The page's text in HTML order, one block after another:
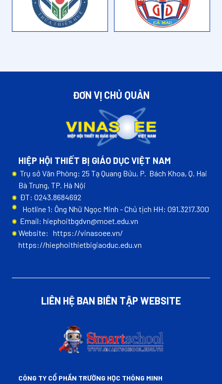
ĐƠN VỊ CHỦ QUẢN
HIỆP HỘI THIẾT BỊ GIÁO DỤC VIỆT NAM
Trụ sở Văn Phòng: 25 Tạ Quang Bửu, P. Bách Khoa, Q. Hai
Bà Trưng, TP. Hà Nội
ĐT: 0243.8684692
Hotline 1: Ông Nhữ Ngọc Minh - Chủ tịch HH: 091.3217.300
Email: hiephoitbgdvn@moet.edu.vn
Website: https://vinasoee.vn/
https://hiephoithietbigiaoduc.edu.vn
LIÊN HỆ BAN BIÊN TẬP WEBSITE
CÔNG TY CỔ PHẦN TRƯỜNG HỌC THÔNG MINH